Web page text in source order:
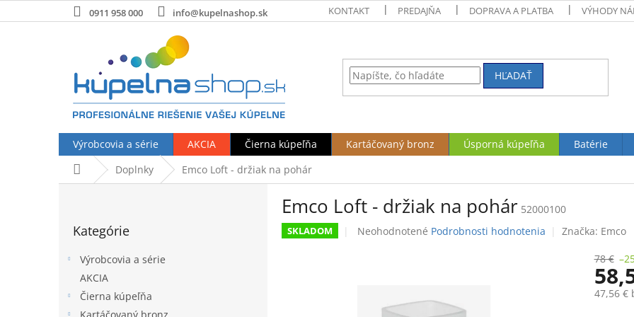
na
0911 958 000 info@kupelnashop.sk KONTAKT PREDAJŇA DOPRAVA A PLATBA VÝHODY
HĽADAŤ
Výrobcovia a série AKCIA Čierna kúpeľňa Kartáčovaný bronz Úsporná kúpeľňa Batérie
DomovDoplnky Emco Loft - držiak na pohár
kategórie
Kategórie
Výrobcovia a série
AKCIA
Čierna kúpeľňa
Emco Loft - držiak na pohár 52000100
SKLADOM
Priemerné
Neohodnotené Podrobnosti hodnotenia Značka: Emco
78 €
47,56 €